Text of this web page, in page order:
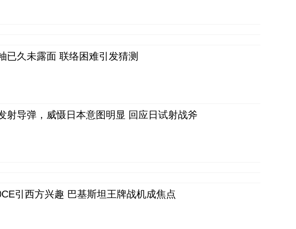
已久未露面 联络困难引发猜测
射导弹，威慑日本意图明显 回应日试射战斧
引西方兴趣 巴基斯坦王牌战机成焦点